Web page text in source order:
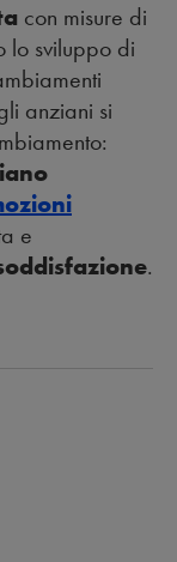
con misure di
lo sviluppo di
anziani si
e
.